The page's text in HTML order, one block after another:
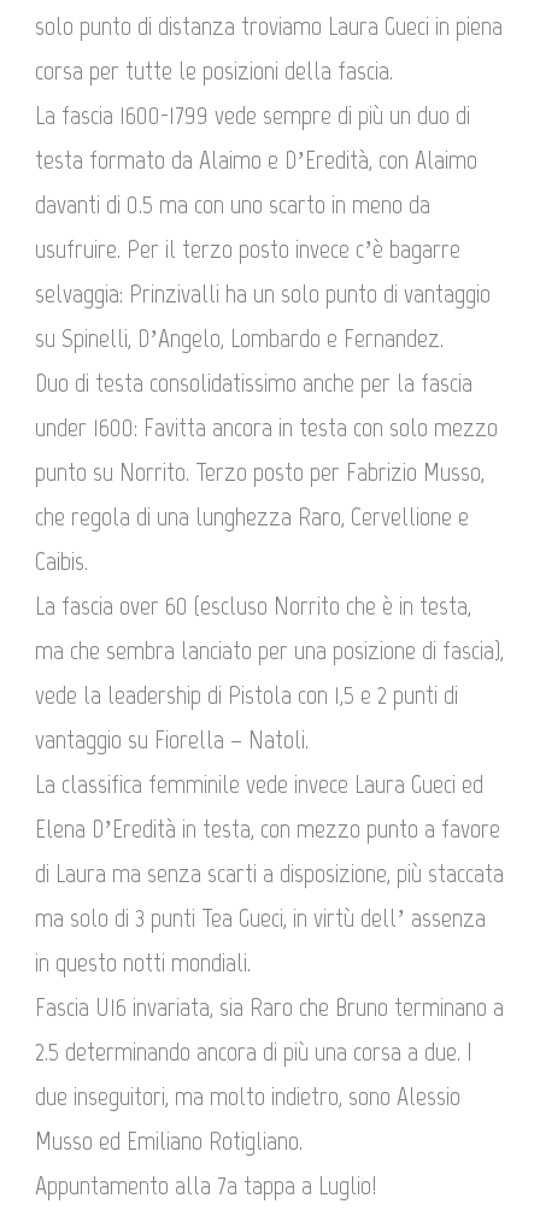
solo punto di distanza troviamo Laura Gueci in piena
corsa per tutte le posizioni della fascia.
La fascia 1600-1799 vede sempre di più un duo di
testa formato da Alaimo e D’Eredità, con Alaimo
davanti di 0.5 ma con uno scarto in meno da
usufruire. Per il terzo posto invece c’è bagarre
selvaggia: Prinzivalli ha un solo punto di vantaggio
su Spinelli, D’Angelo, Lombardo e Fernandez.
Duo di testa consolidatissimo anche per la fascia
under 1600: Favitta ancora in testa con solo mezzo
punto su Norrito. Terzo posto per Fabrizio Musso,
che regola di una lunghezza Raro, Cervellione e
Caibis.
La fascia over 60 (escluso Norrito che è in testa,
ma che sembra lanciato per una posizione di fascia),
vede la leadership di Pistola con 1,5 e 2 punti di
vantaggio su Fiorella – Natoli.
La classifica femminile vede invece Laura Gueci ed
Elena D’Eredità in testa, con mezzo punto a favore
di Laura ma senza scarti a disposizione, più staccata
ma solo di 3 punti Tea Gueci, in virtù dell’ assenza
in questo notti mondiali.
Fascia U16 invariata, sia Raro che Bruno terminano a
2.5 determinando ancora di più una corsa a due. I
due inseguitori, ma molto indietro, sono Alessio
Musso ed Emiliano Rotigliano.
Appuntamento alla 7a tappa a Luglio!